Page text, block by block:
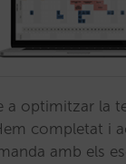
a optimitzar la
completat i
amb els